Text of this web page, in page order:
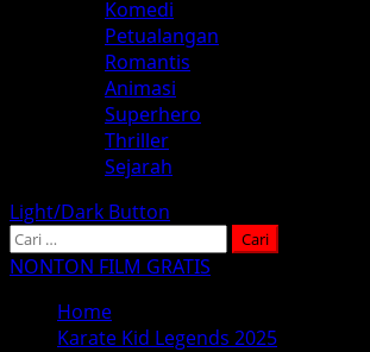
Komedi
Petualangan
Romantis
Animasi
Superhero
Thriller
Sejarah
Light/Dark Button
Cari
untuk:
NONTON FILM GRATIS
Home
Karate Kid Legends 2025